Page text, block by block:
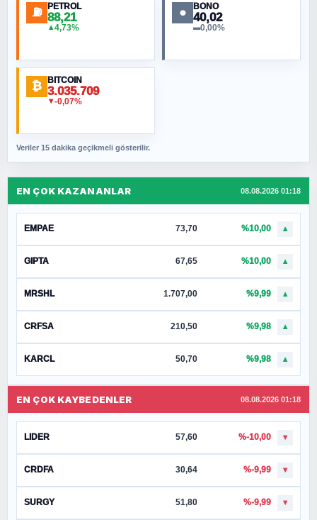
⛽ PETROL
88,21
▲4,73%
● BONO
40,02
▬0,00%
₿ BITCOIN
3.035.709
▼-0,07%
Veriler 15 dakika geçikmeli gösterilir.
EN ÇOK KAZANANLAR 08.08.2026 01:18
EMPAE 73,70 %10,00 ▲
GIPTA 67,65 %10,00 ▲
MRSHL 1.707,00 %9,99 ▲
CRFSA 210,50 %9,98 ▲
KARCL 50,70 %9,98 ▲
EN ÇOK KAYBEDENLER 08.08.2026 01:18
LIDER 57,60 %-10,00 ▼
CRDFA 30,64 %-9,99 ▼
SURGY 51,80 %-9,99 ▼